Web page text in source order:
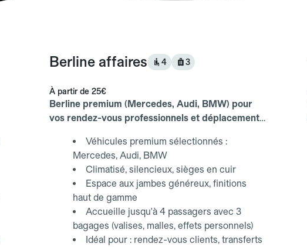
Berline affaires 4 3
À partir de 25€
Berline premium (Mercedes, Audi, BMW) pour
vos rendez-vous professionnels et déplacements
Véhicules premium sélectionnés :
Mercedes, Audi, BMW
Climatisé, silencieux, sièges en cuir
Espace aux jambes généreux, finitions
haut de gamme
Accueille jusqu'à 4 passagers avec 3
bagages (valises, malles, effets personnels)
Idéal pour : rendez-vous clients, transferts